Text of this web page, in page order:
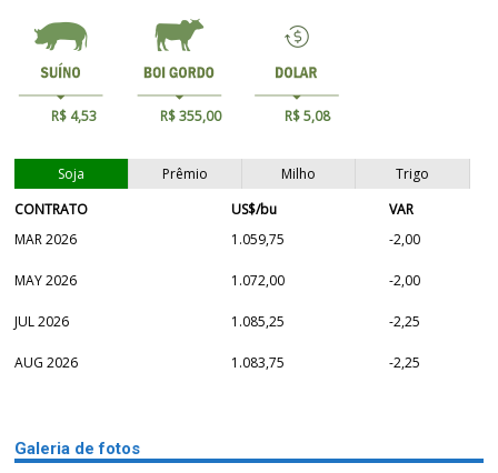
R$ 4,53 R$ 355,00 R$ 5,08
Soja Prêmio Milho
Trigo
CONTRATO
US$/bu
VAR
MAR 2026
1.059,75 -2,00
MAY 2026 1.072,00 -2,00
JUL 2026 1.085,25 -2,25
AUG 2026 1.083,75 -2,25
Galeria de fotos